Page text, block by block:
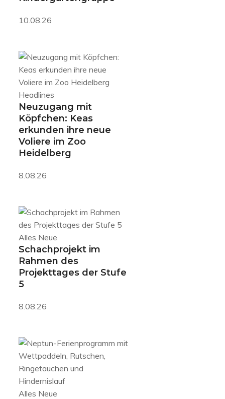
10.08.26
Headlines
Neuzugang mit
Köpfchen: Keas
erkunden ihre neue
Voliere im Zoo
Heidelberg
8.08.26
Alles Neue
Schachprojekt im
Rahmen des
Projekttages der Stufe
5
8.08.26
Alles Neue